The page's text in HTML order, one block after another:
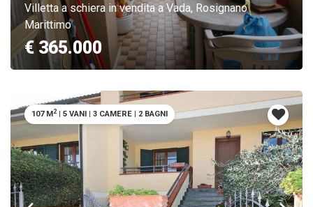
Villetta a schiera in vendita a Vada, Rosignano
Marittimo
€ 365.000
107 M2 | 5 VANI | 3 CAMERE | 2 BAGNI